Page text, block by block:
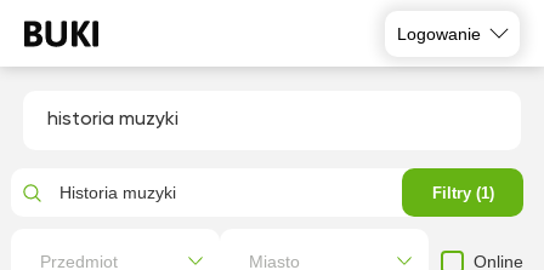
Logowanie
historia muzyki
Historia muzyki Filtry (1)
Przedmiot Miasto Online